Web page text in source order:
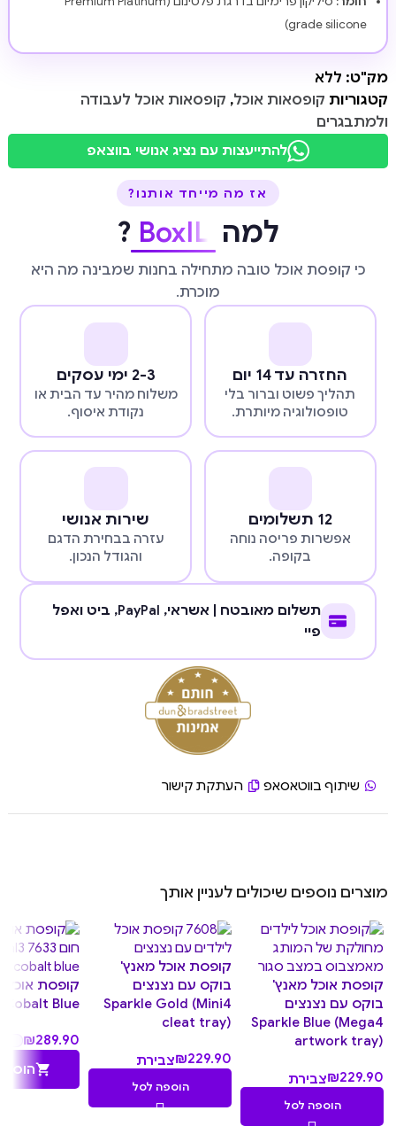
grade silicone)
מק"ט: ללא
קטגוריות קופסאות אוכל, קופסאות אוכל לעבודה
ולמתבגרים
להתייעצות עם נציג אנושי בווצאפ
אז מה מייחד אותנו?
למה BoxIL
?
כי קופסת אוכל טובה מתחילה בחנות שמבינה מה היא
מוכרת.
החזרה עד 14 יום
תהליך פשוט וברור בלי
טופסולוגיה מיותרת.
2-3 ימי עסקים
משלוח מהיר עד הבית או
נקודת איסוף.
12 תשלומים
אפשרות פריסה נוחה
בקופה.
שירות אנושי
עזרה בבחירת הדגם
והגודל הנכון.
תשלום מאובטח | אשראי, PayPal, ביט ואפל
פיי
שיתוף בווטאסאפ העתקת קישור
מוצרים נוספים שיכולים לעניין אותך
קופסת אוכל מאנץ'
בוקס עם נצנצים
Sparkle Blue (Mega4
artwork tray)
₪229.90
צבירת
22.99
הוספה לסל
קופסת אוכל מאנץ'
בוקס עם נצנצים
Sparkle Gold (Mini4
cleat tray)
₪229.90
צבירת
22.99
הוספה לסל
Cobalt Blue
₪289.90